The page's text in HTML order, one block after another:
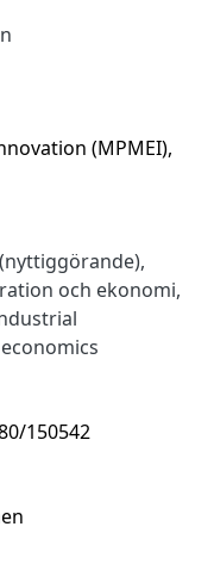
(MPMEI),
,
och ekonomi,
150542